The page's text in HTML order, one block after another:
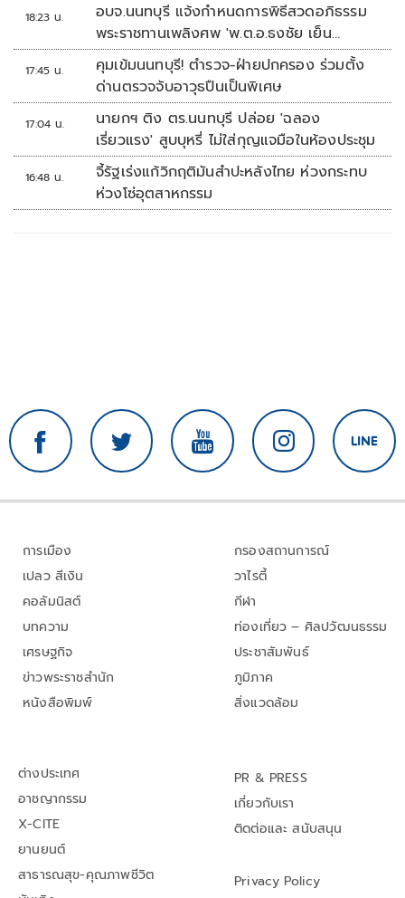
18:23 น.
อบจ.นนทบุรี แจ้งกำหนดการพิธีสวดอภิธรรม
พระราชทานเพลิงศพ 'พ.ต.อ.ธงชัย เย็น
ประเสริฐ'
17:45 น.
คุมเข้มนนทบุรี! ตำรวจ-ฝ่ายปกครอง ร่วมตั้ง
ด่านตรวจจับอาวุธปืนเป็นพิเศษ
17:04 น.
นายกฯ ติง ตร.นนทบุรี ปล่อย 'ฉลอง
เรี่ยวแรง' สูบบุหรี่ ไม่ใส่กุญแจมือในห้องประชุม
16:48 น.
จี้รัฐเร่งแก้วิกฤติมันสำปะหลังไทย ห่วงกระทบ
ห่วงโซ่อุตสาหกรรม
การเมือง
เปลว สีเงิน
คอลัมนิสต์
บทความ
เศรษฐกิจ
ข่าวพระราชสำนัก
หนังสือพิมพ์
กรองสถานการณ์
วาไรตี้
กีฬา
ท่องเที่ยว – ศิลปวัฒนธรรม
ประชาสัมพันธ์
ภูมิภาค
สิ่งแวดล้อม
ต่างประเทศ
อาชญากรรม
X-CITE
ยานยนต์
สาธารณสุข-คุณภาพชีวิต
PR & PRESS
เกี่ยวกับเรา
ติดต่อและ สนับสนุน
Privacy Policy